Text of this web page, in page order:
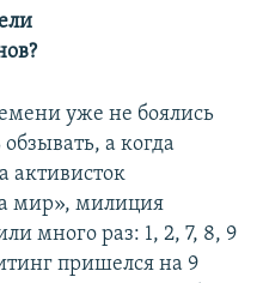
уже не боялись
а когда
активисток
мир», милиция
много раз: 1, 2, 7, 8, 9
пришелся на 9